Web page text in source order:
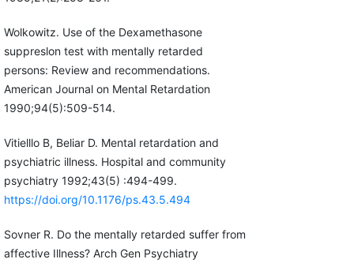
Wolkowitz. Use of the Dexamethasone
suppreslon test with mentally retarded
persons: Review and recommendations.
American Journal on Mental Retardation
1990;94(5):509-514.
Vitielllo B, Beliar D. Mental retardation and
psychiatric illness. Hospital and community
psychiatry 1992;43(5) :494-499.
https://doi.org/10.1176/ps.43.5.494
Sovner R. Do the mentally retarded suffer from
affective Illness? Arch Gen Psychiatry